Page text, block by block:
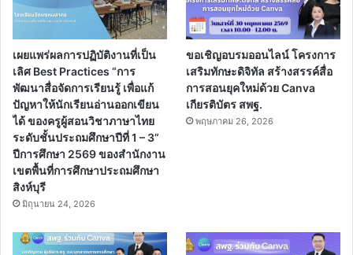
เผยแพร่ผลการปฏิบัติงานที่เป็น
เลิศ Best Practices “การ
พัฒนาสื่อจัดการเรียนรู้ เพื่อแก้
ปัญหาให้นักเรียนอ่านออกเขียน
ได้ ของครูผู้สอนวิชาภาษาไทย
ระดับชั้นประถมศึกษาปีที่ 1 – 3”
ปีการศึกษา 2569 ของสำนักงาน
เขตพื้นที่การศึกษาประถมศึกษา
สิงห์บุรี
มิถุนายน 24, 2026
ขอเชิญอบรมออนไลน์ โครงการ
เสริมทักษะดิจิทัล สร้างสรรค์สื่อ
การสอนยุคใหม่ด้วย Canva
เกียรติบัตร สพฐ.
พฤษภาคม 26, 2026